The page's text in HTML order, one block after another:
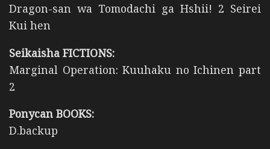
Dragon-san wa Tomodachi ga Hshii! 2 Seirei
Kui hen
Seikaisha FICTIONS:
Marginal Operation: Kuuhaku no Ichinen part
2
Ponycan BOOKS:
D.backup